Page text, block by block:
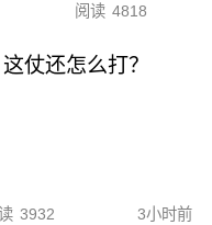
阅读 4818
仗还怎么打？
3932 3小时前